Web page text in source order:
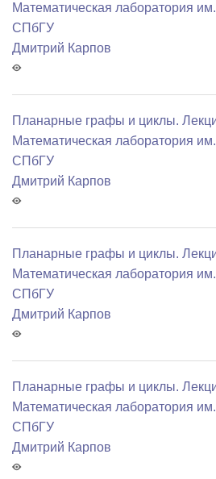
Математичеcкая лаборатория
СПбГУ
Дмитрий Карпов
Планарные графы и циклы.
Математичеcкая лаборатория
СПбГУ
Дмитрий Карпов
Планарные графы и циклы.
Математичеcкая лаборатория
СПбГУ
Дмитрий Карпов
Планарные графы и циклы.
Математичеcкая лаборатория
СПбГУ
Дмитрий Карпов